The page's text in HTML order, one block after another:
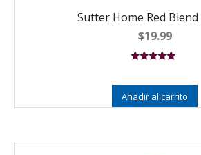
Sutter Home Red Blend
$19.99
Añadir al carrito